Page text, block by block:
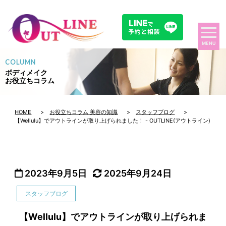
COLUMN
ボディメイク
お役立ちコラム
MENU
HOME > お役立ちコラム 美容の知識 > スタッフブログ
>
【Wellulu】でアウトラインが取り上げられました！ - OUTLINE(アウトライン)
2023年9月5日 2025年9月24日
スタッフブログ
【Wellulu】でアウトラインが取り上げられま